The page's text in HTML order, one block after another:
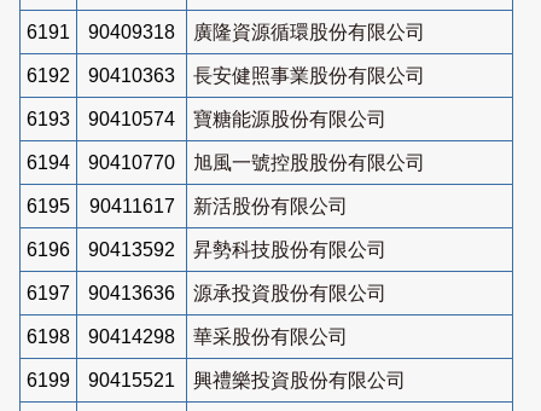
6191 90409318 廣隆資源循環股份有限公司
6192 90410363 長安健照事業股份有限公司
6193 90410574 寶糖能源股份有限公司
6194 90410770 旭風一號控股股份有限公司
6195 90411617 新活股份有限公司
6196 90413592 昇勢科技股份有限公司
6197 90413636 源承投資股份有限公司
6198 90414298 華采股份有限公司
6199 90415521 興禮樂投資股份有限公司